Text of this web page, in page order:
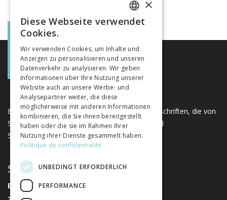
Eine einzigartige Plattform für Bücher und Zeitschriften, die von
Schweizer Verlagen im Bereich der Geistes- und
Sozialwissenschaften herausgegeben werden.
SITEMAP
BÜCHER
FRENCH
ITALIAN
×
Diese Webseite verwendet
Cookies.
Wir verwenden Cookies, um Inhalte und
Anzeigen zu personalisieren und unseren
Datenverkehr zu analysieren. Wir geben
Informationen über Ihre Nutzung unserer
Website auch an unsere Werbe- und
Analysepartner weiter, die diese
möglicherweise mit anderen Informationen
kombinieren, die Sie ihnen bereitgestellt
haben oder die sie im Rahmen Ihrer
Nutzung ihrer Dienste gesammelt haben.
Politique de confidentialité
UNBEDINGT ERFORDERLICH
PERFORMANCE